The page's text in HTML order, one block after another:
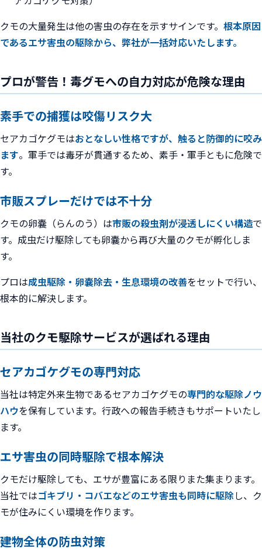
クモの大量発生は他の害虫の存在を示すサインです。 根本原因
であるエサ害虫の駆除から、弊社が一括対応いたします。
プロが警告！毒グモへの自力対応が危険な理由
素手での捕獲は咬傷リスク大
セアカゴケグモはおとなしい性格ですが、触ると防御的に咬み
ます。軍手では毒牙が貫通するため、素手・軍手ともに危険で
す。
市販スプレーだけでは不十分
クモの卵嚢（らんのう）は市販の殺虫剤が浸透しにくい構造で
す。成虫だけ駆除しても卵嚢から再び大量のクモが孵化しま
す。
プロは成虫駆除・卵嚢除去・生息環境の改善をセットで行い、
根本的に解決します。
当社のクモ駆除サービスが選ばれる理由
セアカゴケグモの専門対応
当社は特定外来生物であるセアカゴケグモの専門的な駆除ノウ
ハウを保有しています。行政への報告手続きもサポートいたし
ます。
エサ害虫の同時駆除で根本解決
クモだけ駆除しても、エサが豊富にある限りまた集まります。
当社ではゴキブリ・コバエなどのエサ害虫も同時に駆除し、ク
モが住みにくい環境を作ります。
建物全体の防虫対策